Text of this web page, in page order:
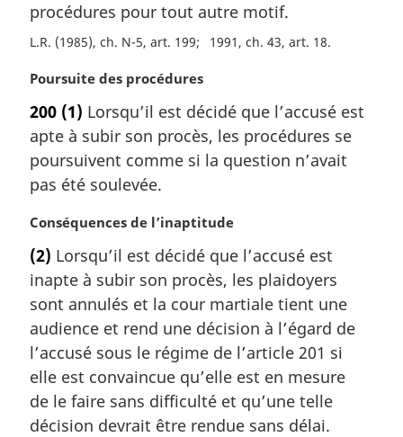
g
i
a
e
:
procédures pour tout autre motif.
L.R. (1985), ch. N-5, art. 199 1991, ch. 43, art. 18
N
t
e
m
a
r
g
n
a
e
:
Poursuite des procédures
200 (1) Lorsqu’il est décidé que l’accusé est
apte à subir son procès, les procédures se
poursuivent comme si la question n’avait
pas été soulevée.
N
t
e
m
a
g
i
n
a
Conséquences de l’inaptitude
(2) Lorsqu’il est décidé que l’accusé est
inapte à subir son procès, les plaidoyers
sont annulés et la cour martiale tient une
audience et rend une décision à l’égard de
l’accusé sous le régime de l’article 201 si
elle est convaincue qu’elle est en mesure
de le faire sans difficulté et qu’une telle
décision devrait être rendue sans délai.